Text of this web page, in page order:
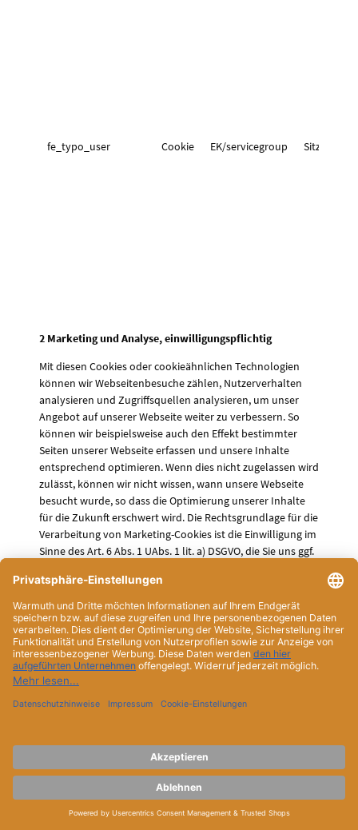
fe_typo_user Cookie EK/servicegroup Sitzung
2 Marketing und Analyse, einwilligungspflichtig
Mit diesen Cookies oder cookieähnlichen Technologien
können wir Webseitenbesuche zählen, Nutzerverhalten
analysieren und Zugriffsquellen analysieren, um unser
Angebot auf unserer Webseite weiter zu verbessern. So
können wir beispielsweise auch den Effekt bestimmter
Seiten unserer Webseite erfassen und unsere Inhalte
entsprechend optimieren. Wenn dies nicht zugelassen wird
zulässt, können wir nicht wissen, wann unsere Webseite
besucht wurde, so dass die Optimierung unserer Inhalte
für die Zukunft erschwert wird. Die Rechtsgrundlage für die
Verarbeitung von Marketing-Cookies ist die Einwilligung im
Sinne des Art. 6 Abs. 1 UAbs. 1 lit. a) DSGVO, die Sie uns ggf.
können die Einwilligung jederzeit mit Wirkung für die
Zukunft uns gegenüber widerrufen, hierzu genügt eine E-
Mail an angegebene Kontaktadresse des
Datenschutzbeauftragten oder das Löschen der Cookies in
Ihrem Browser (Hinweise dazu finden sie unten im
Abschnitt „Löschen von Cookies“). Bereits durchgeführte
Erhebungen und Verarbeitungen von Daten bleiben auch
im Falle des Widerrufs rechtmäßig. Wenn Cookies gelöscht
wird. Es kann dazu kommen, dass Funktionalitäten
unserer Webseite nicht oder nur eingeschränkt zur
Verfügung stehen, wenn nicht in die die Verwendung von
Marketing- und Analyse-Cookies bzw. in die Übertragung
von Daten in Drittländer eingewilligt wird.